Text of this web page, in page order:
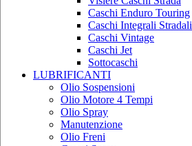
Caschi Enduro Touring
Caschi Integrali Stradali
Caschi Vintage
Caschi Jet
Sottocaschi
LUBRIFICANTI
Olio Sospensioni
Olio Motore 4 Tempi
Olio Spray
Manutenzione
Olio Freni